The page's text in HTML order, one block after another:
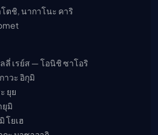
ตชิ, นากาโนะ คาริ
ลี่ เรย์ส — โอนิชิ ซาโอริ
าวะ อิกุมิ
ยุย
ยุมิ
โยเฮ